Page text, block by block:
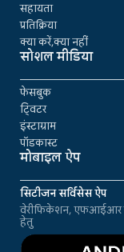
सहायता
प्रतिक्रिया
क्या करें,क्या नहीं
सोशल मीडिया
फेसबुक
ट्विटर
इंस्टाग्राम
पॉडकास्ट
मोबाइल ऐप
सिटीजन सर्विसेस ऐप
वेरीफिकेशन, एफआईआर
हेतु